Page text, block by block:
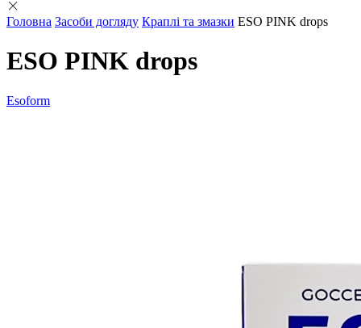
Головна Засоби догляду Краплі та змазки ESO PINK drops
ESO PINK drops
Esoform